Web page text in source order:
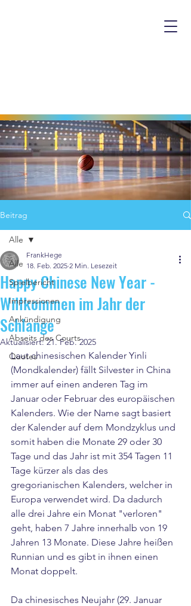
Beitrag
Alle
Spielbericht
Impressionen
Ankündigung
Abseits des Courts
Quotes
Alle
Happy Chinese New Year -
Willkommen im Jahr der
Schlange
FrankHege
18. Feb. 2025 2 Min. Lesezeit
Aktualisiert:21. Feb. 2025
Laut chinesischen Kalender Yinli
(Mondkalender) fällt Silvester in China
immer auf einen anderen Tag im
Januar oder Februar des europäischen
Kalenders. Wie der Name sagt basiert
der Kalender auf dem Mondzyklus und
somit haben die Monate 29 oder 30
Tage und das Jahr ist mit 354 Tagen 11
Tage kürzer als das des
gregorianischen Kalenders, welcher in
Europa verwendet wird. Da dadurch
alle drei Jahre ein Monat "verloren"
geht, haben 7 Jahre innerhalb von 19
Jahren 13 Monate. Diese Jahre heißen
Runnian und es gibt in ihnen einen
Monat doppelt.
Da chinesisches Neujahr (29. Januar